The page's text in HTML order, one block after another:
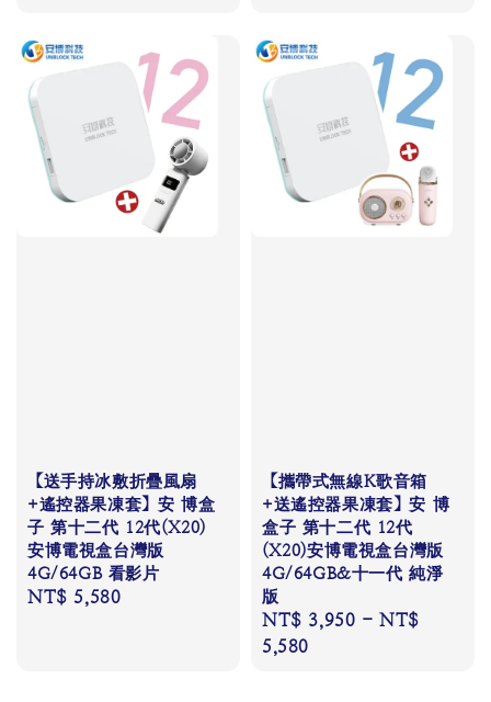
【送手持冰敷折疊風扇
+遙控器果凍套】安 博盒
子 第十二代 12代(X20)
安博電視盒台灣版
4G/64GB 看影片
Regular
NT$ 5,580
【攜帶式無線K歌音箱
+送遙控器果凍套】安 博
盒子 第十二代 12代
(X20)安博電視盒台灣版
4G/64GB&十一代 純淨
版
Regular
price
NT$ 3,950 -NT$
5,580